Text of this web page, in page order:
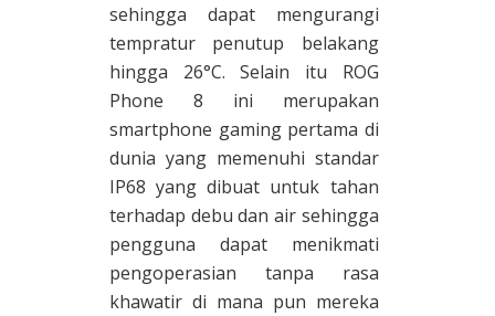
sehingga dapat mengurangi
tempratur penutup belakang
hingga 26°C. Selain itu ROG
Phone 8 ini merupakan
smartphone gaming pertama di
dunia yang memenuhi standar
IP68 yang dibuat untuk tahan
terhadap debu dan air sehingga
pengguna dapat menikmati
pengoperasian tanpa rasa
khawatir di mana pun mereka